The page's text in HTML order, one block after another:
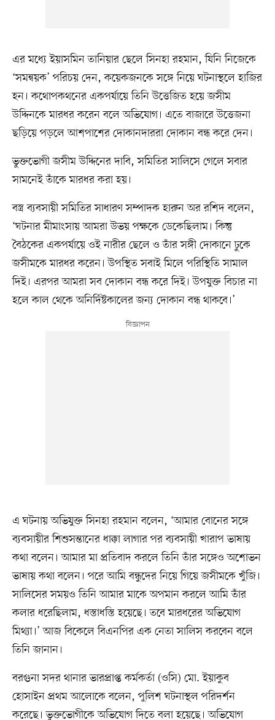
এর মধ্যে ইয়াসমিন তানিয়ার ছেলে সিনহা রহমান, যিনি নিজেকে
‘সমন্বয়ক’ পরিচয় দেন, কয়েকজনকে সঙ্গে নিয়ে ঘটনাস্থলে হাজির
হন। কথোপকথনের একপর্যায়ে তিনি উত্তেজিত হয়ে জসীম
উদ্দিনকে মারধর করেন বলে অভিযোগ। এতে বাজারে উত্তেজনা
ছড়িয়ে পড়লে আশপাশের দোকানদাররা দোকান বন্ধ করে দেন।
ভুক্তভোগী জসীম উদ্দিনের দাবি, সমিতির সালিসে গেলে সবার
সামনেই তাঁকে মারধর করা হয়।
বস্ত্র ব্যবসায়ী সমিতির সাধারণ সম্পাদক হারুন অর রশিদ বলেন,
‘ঘটনার মীমাংসায় আমরা উভয় পক্ষকে ডেকেছিলাম। কিন্তু
বৈঠকের একপর্যায়ে ওই নারীর ছেলে ও তাঁর সঙ্গী দোকানে ঢুকে
জসীমকে মারধর করেন। উপস্থিত সবাই মিলে পরিস্থিতি সামাল
দিই। এরপর আমরা সব দোকান বন্ধ করে দিই। উপযুক্ত বিচার না
হলে কাল থেকে অনির্দিষ্টকালের জন্য দোকান বন্ধ থাকবে।’
এ ঘটনায় অভিযুক্ত সিনহা রহমান বলেন, ‘আমার বোনের সঙ্গে
ব্যবসায়ীর শিশুসন্তানের ধাক্কা লাগার পর ব্যবসায়ী খারাপ ভাষায়
কথা বলেন। আমার মা প্রতিবাদ করলে তিনি তাঁর সঙ্গেও অশোভন
ভাষায় কথা বলেন। পরে আমি বন্ধুদের নিয়ে গিয়ে জসীমকে খুঁজি।
সালিসের সময়ও তিনি আমার মাকে অপমান করলে আমি তাঁর
কলার ধরেছিলাম, ধস্তাধস্তি হয়েছে। তবে মারধরের অভিযোগ
মিথ্যা।’ আজ বিকেলে বিএনপির এক নেতা সালিস করবেন বলে
তিনি জানান।
বরগুনা সদর থানার ভারপ্রাপ্ত কর্মকর্তা (ওসি) মো. ইয়াকুব
হোসাইন প্রথম আলোকে বলেন, পুলিশ ঘটনাস্থল পরিদর্শন
করেছে। ভুক্তভোগীকে অভিযোগ দিতে বলা হয়েছে। অভিযোগ